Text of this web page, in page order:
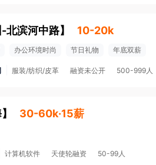
-北滨河中路】 10-20k
办公环境时尚 节日礼物 年底双薪
服装/纺织/皮革 融资未公开 500-999人
】 30-60k·15薪
计算机软件 天使轮融资 50-99人